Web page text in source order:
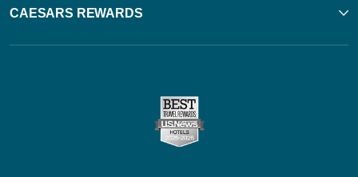
CAESARS REWARDS